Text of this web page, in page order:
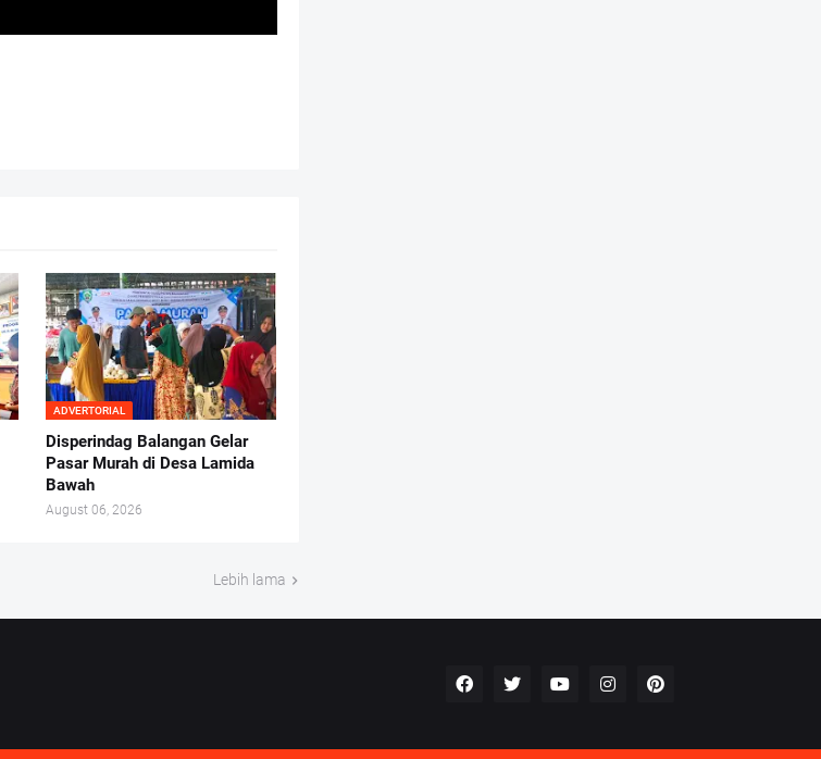
ADVERTORIAL
Disperindag Balangan Gelar
Pasar Murah di Desa Lamida
Bawah
August 06, 2026
Lebih lama